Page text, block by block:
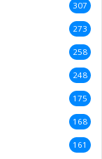
307
273
258
248
175
168
161